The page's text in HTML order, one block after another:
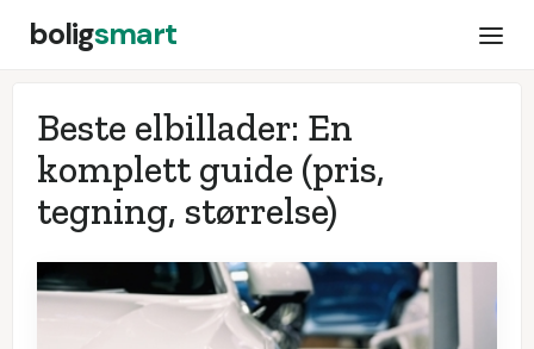
boligsmart
Beste elbillader: En
komplett guide (pris,
tegning, størrelse)